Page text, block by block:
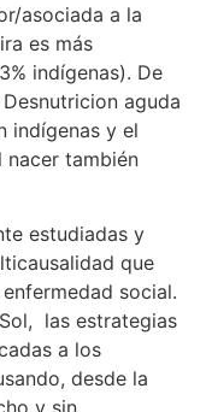
asociada a la
es más
indígenas). De
aguda
indígenas y el
nacer también
estudiadas y
que
social.
las estrategias
a los
desde la